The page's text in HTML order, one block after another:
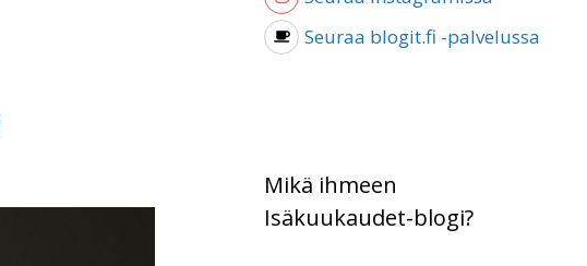
Seuraa blogit.fi -palvelussa
Mikä ihmeen
Isäkuukaudet-blogi?